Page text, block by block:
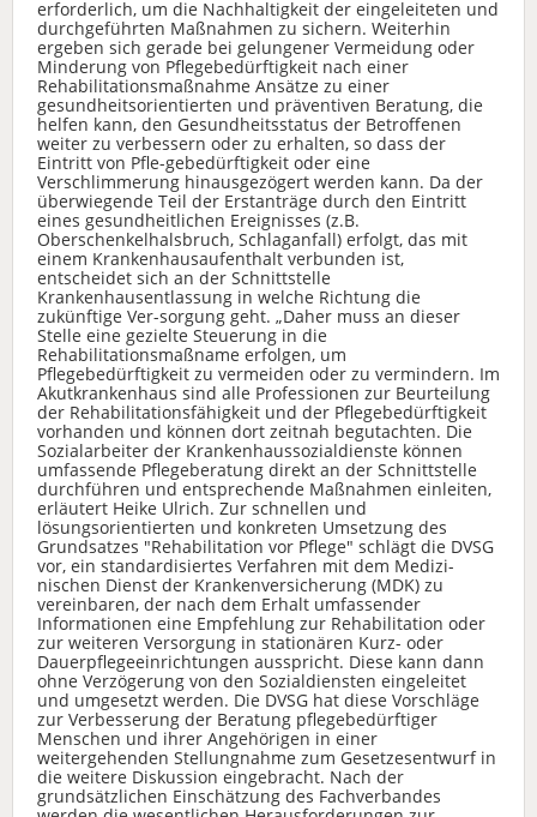
erforderlich, um die Nachhaltigkeit der eingeleiteten und
durchgeführten Maßnahmen zu sichern. Weiterhin
ergeben sich gerade bei gelungener Vermeidung oder
Minderung von Pflegebedürftigkeit nach einer
Rehabilitationsmaßnahme Ansätze zu einer
gesundheitsorientierten und präventiven Beratung, die
helfen kann, den Gesundheitsstatus der Betroffenen
weiter zu verbessern oder zu erhalten, so dass der
Eintritt von Pfle-gebedürftigkeit oder eine
Verschlimmerung hinausgezögert werden kann. Da der
überwiegende Teil der Erstanträge durch den Eintritt
eines gesundheitlichen Ereignisses (z.B.
Oberschenkelhalsbruch, Schlaganfall) erfolgt, das mit
einem Krankenhausaufenthalt verbunden ist,
entscheidet sich an der Schnittstelle
Krankenhausentlassung in welche Richtung die
zukünftige Ver-sorgung geht. „Daher muss an dieser
Stelle eine gezielte Steuerung in die
Rehabilitationsmaßname erfolgen, um
Pflegebedürftigkeit zu vermeiden oder zu vermindern. Im
Akutkrankenhaus sind alle Professionen zur Beurteilung
der Rehabilitationsfähigkeit und der Pflegebedürftigkeit
vorhanden und können dort zeitnah begutachten. Die
Sozialarbeiter der Krankenhaussozialdienste können
umfassende Pflegeberatung direkt an der Schnittstelle
durchführen und entsprechende Maßnahmen einleiten,
erläutert Heike Ulrich. Zur schnellen und
lösungsorientierten und konkreten Umsetzung des
Grundsatzes "Rehabilitation vor Pflege" schlägt die DVSG
vor, ein standardisiertes Verfahren mit dem Medizi-
nischen Dienst der Krankenversicherung (MDK) zu
vereinbaren, der nach dem Erhalt umfassender
Informationen eine Empfehlung zur Rehabilitation oder
zur weiteren Versorgung in stationären Kurz- oder
Dauerpflegeeinrichtungen ausspricht. Diese kann dann
ohne Verzögerung von den Sozialdiensten eingeleitet
und umgesetzt werden. Die DVSG hat diese Vorschläge
zur Verbesserung der Beratung pflegebedürftiger
Menschen und ihrer Angehörigen in einer
weitergehenden Stellungnahme zum Gesetzesentwurf in
die weitere Diskussion eingebracht. Nach der
grundsätzlichen Einschätzung des Fachverbandes